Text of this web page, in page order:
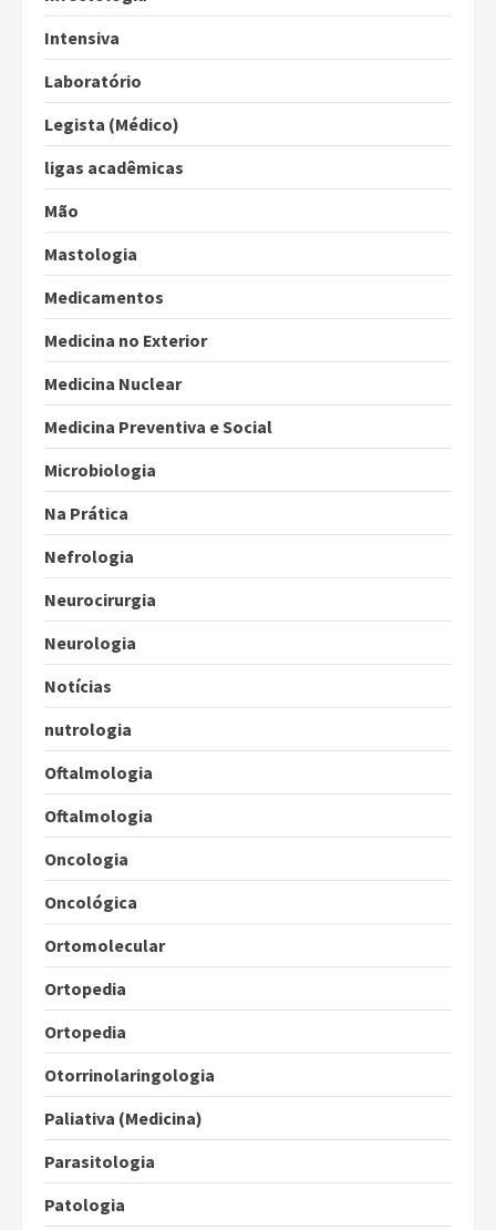
Intensiva
Laboratório
Legista (Médico)
ligas acadêmicas
Mão
Mastologia
Medicamentos
Medicina no Exterior
Medicina Nuclear
Medicina Preventiva e Social
Microbiologia
Na Prática
Nefrologia
Neurocirurgia
Neurologia
Notícias
nutrologia
Oftalmologia
Oftalmologia
Oncologia
Oncológica
Ortomolecular
Ortopedia
Ortopedia
Otorrinolaringologia
Paliativa (Medicina)
Parasitologia
Patologia